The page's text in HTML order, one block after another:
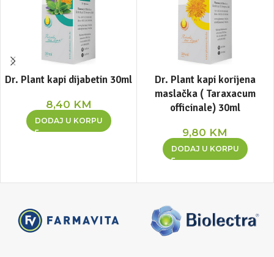
Dr. Plant kapi dijabetin 30ml
8,40 KM
DODAJ U KORPU
Dr. Plant kapi korijena
maslačka ( Taraxacum
officinale) 30ml
9,80 KM
DODAJ U KORPU